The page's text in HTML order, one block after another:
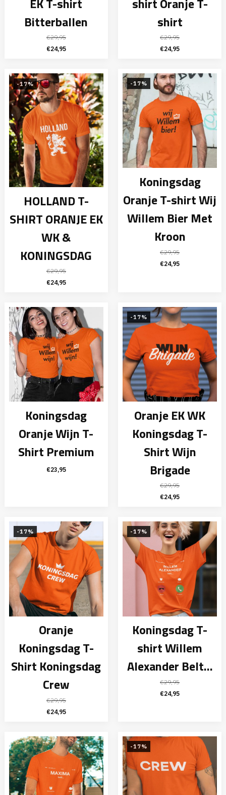
Bitterballen
€29,95
Oorspronkelijke
was:
€29,95.
€24,95Huidige
is:
€24,95.
shirt
€29,95
Oorspronkelijke
was:
€29,95.
€24,95Huidige
is:
€24,95.
-17%
HOLLAND T-
SHIRT ORANJE EK
WK &
KONINGSDAG
€29,95
Oorspronkelijke
was:
€29,95.
€24,95Huidige
is:
€24,95.
-17%
Koningsdag
Oranje T-shirt Wij
Willem Bier Met
Kroon
€29,95
Oorspronkelijke
€24,95Huidige
Koningsdag
Oranje Wijn T-
Shirt Premium
€23,95
-17%
Oranje EK WK
Koningsdag T-
Shirt Wijn
Brigade
€29,95
Oorspronkelijke
was:
€29,95.
€24,95Huidige
is:
€24,95.
-17%
Oranje
Koningsdag T-
Shirt Koningsdag
Crew
€29,95
Oorspronkelijke
was:
€29,95.
€24,95Huidige
is:
€24,95.
-17%
Koningsdag T-
shirt Willem
Alexander Belt...
€29,95
Oorspronkelijke
€24,95Huidige
-17%